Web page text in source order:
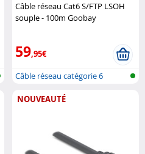
Câble réseau Cat6 S/FTP LSOH
souple - 100m Goobay
59,95€
Câble réseau catégorie 6
NOUVEAUTÉ